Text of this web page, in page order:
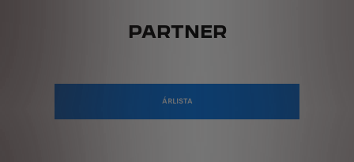
PARTNER
ÁRLISTA